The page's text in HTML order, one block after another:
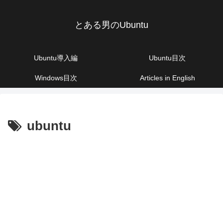
とある男のUbuntu
Ubuntu導入編 Ubuntu目次
Windows目次 Articles in English
ubuntu